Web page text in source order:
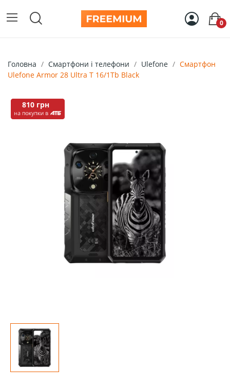
0
Головна Смартфони і телефони Ulefone
Смартфон
Ulefone Armor 28 Ultra T 16/1Tb Black
810 грн